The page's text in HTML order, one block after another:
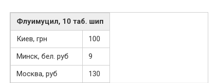
Флуимуцил, 10 таб. шип
Киев, грн
100
Минск, бел. руб
9
Москва, руб
130